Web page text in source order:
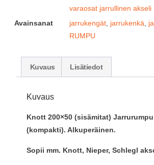
varaosat jarrullinen akseli
Avainsanat
jarrukengät jarrukenkä
RUMPU
Kuvaus Lisätiedot
Kuvaus
Knott 200×50 (sisämitat)
(kompakti). Alkuperäinen.
Sopii mm. Knott, Nieper, Schlegl